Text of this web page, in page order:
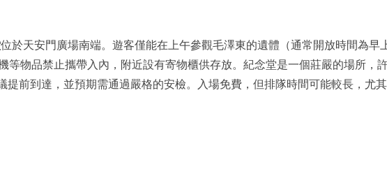
位於天安門廣場南端。遊客僅能在上午參觀毛澤東的遺體（通常開放時間為早
等物品禁止攜帶入內，附近設有寄物櫃供存放。紀念堂是一個莊嚴的場所，
提前到達，並預期需通過嚴格的安檢。入場免費，但排隊時間可能較長，尤其